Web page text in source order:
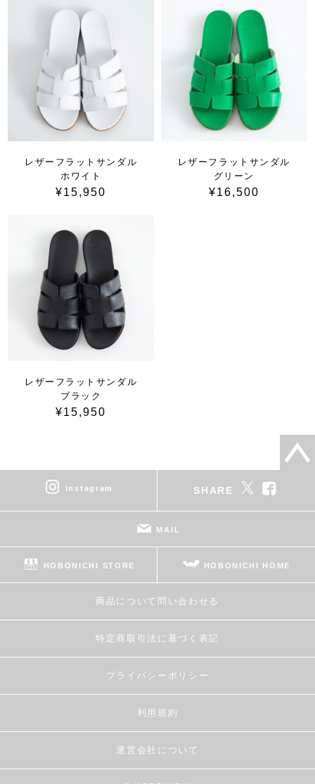
レザーフラットサンダル
ホワイト
¥15,950
レザーフラットサンダル
グリーン
¥16,500
レザーフラットサンダル
ブラック
¥15,950
instagram SHARE
MAIL
HOBONICHI STORE HOBONICHI HOME
商品について問い合わせる
特定商取引法に基づく表記
プライバシーポリシー
利用規約
運営会社について